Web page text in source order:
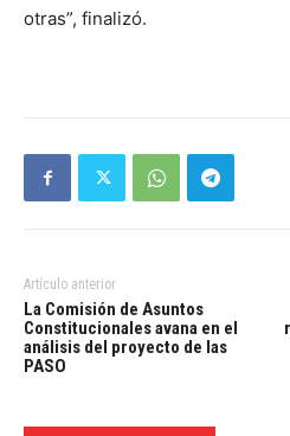
otras”, finalizó.
Artículo anterior
La Comisión de Asuntos
Constitucionales avana en el
análisis del proyecto de las
PASO